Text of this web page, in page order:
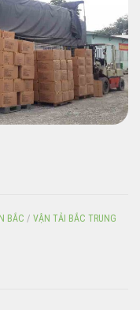
BẮC / VẬN TẢI BẮC TRUNG